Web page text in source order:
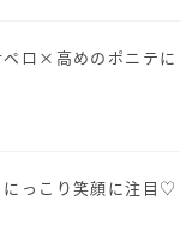
ロ×高めのポニテに
っこり笑顔に注目♡